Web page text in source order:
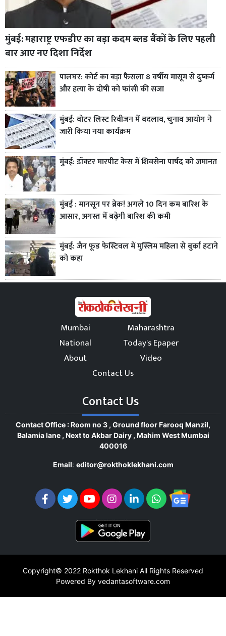
मुंबई: महाराष्ट्र एफडीए का बड़ा कदम ब्लड बैंकों के लिए पहली
बार आए नए दिशा निर्देश
पालघर: कोर्ट का बड़ा फैसला 8 वर्षीय मासूम से दुष्कर्म
और हत्या के दोषी को फांसी की सजा
मुंबई: वोटर लिस्ट रिवीजन में बदलाव, चुनाव आयोग ने
जारी किया नया कार्यक्रम
मुंबई: डॉक्टर मारपीट केस में शिवसेना पार्षद को जमानत
मुंबई : मानसून पर ब्रेक! अगले 10 दिन कम बारिश के
आसार, अगस्त में बढ़ेगी बारिश की कमी
मुंबई: जैन फूड फेस्टिवल में मुस्लिम महिला से बुर्का हटाने
को कहा
Mumbai
Maharashtra
National
Today's Epaper
About
Video
Contact Us
Contact Us
Contact Office : Room no 3 , Ground floor Farooq Manzil,
Balamia lane , Next to Akbar Dairy , Mahim West Mumbai
400016
Email: editor@rokthoklekhani.com
Copyright© 2022 Rokthok Lekhani All Rights Reserved
Powered By vedantasoftware.com